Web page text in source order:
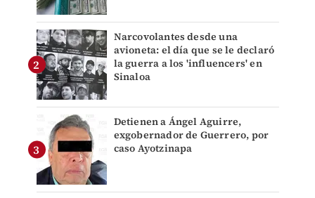
Narcovolantes desde una
avioneta: el día que se le declaró
la guerra a los 'influencers' en
Sinaloa
Detienen a Ángel Aguirre,
exgobernador de Guerrero, por
caso Ayotzinapa